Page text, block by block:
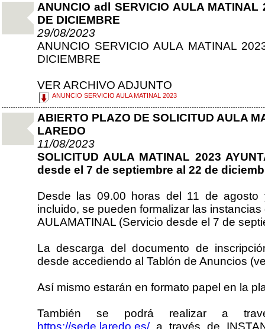
ANUNCIO adl SERVICIO AULA
DE DICIEMBRE
29/08/2023
ANUNCIO SERVICIO AULA MATINAL
DICIEMBRE
VER ARCHIVO ADJUNTO
ANUNCIO SERVICIO AULA MATINAL 2023
ABIERTO PLAZO DE SOLICITUD AULA
LAREDO
11/08/2023
SOLICITUD AULA MATINAL 2023
desde el 7 de septiembre al 22 de
Desde las 09.00 horas del 11 de
incluido, se pueden formalizar las
AULAMATINAL (Servicio desde el 7 de
La descarga del documento de
desde accediendo al Tablón de Anuncios
Así mismo estarán en formato papel en la
También se podrá realizar a
https://sede.laredo.es/a través de